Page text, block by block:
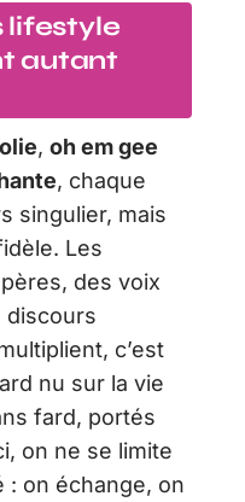
lifestyle
autant
, oh em gee
, chaque
singulier, mais
Les
des voix
discours
c’est
nu sur la vie
fard, portés
on ne se limite
: on échange, on